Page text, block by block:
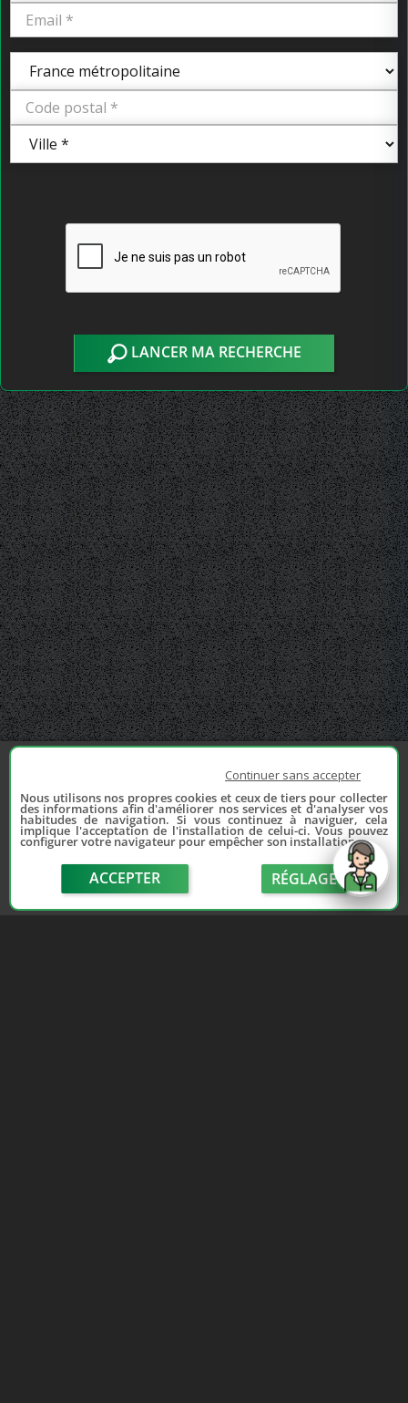
LANCER MA RECHERCHE
Continuer sans accepter
Nous utilisons nos propres cookies et ceux de tiers pour collecter
des informations afin d'améliorer nos services et d'analyser vos
habitudes de navigation. Si vous continuez à naviguer, cela
implique l'acceptation de l'installation de celui-ci. Vous pouvez
configurer votre navigateur pour empêcher son installation.
ACCEPTER RÉGLAGE